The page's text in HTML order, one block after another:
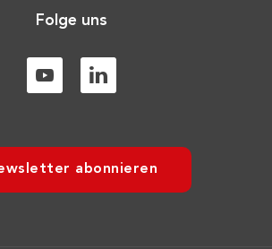
Folge uns
abonnieren